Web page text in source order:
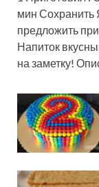
мин Сохранить
предложить
Напиток
на заметку!